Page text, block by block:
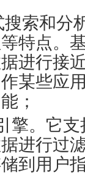
搜索和
特点。
进行接
某些应
；
擎。它
进行过
到用户